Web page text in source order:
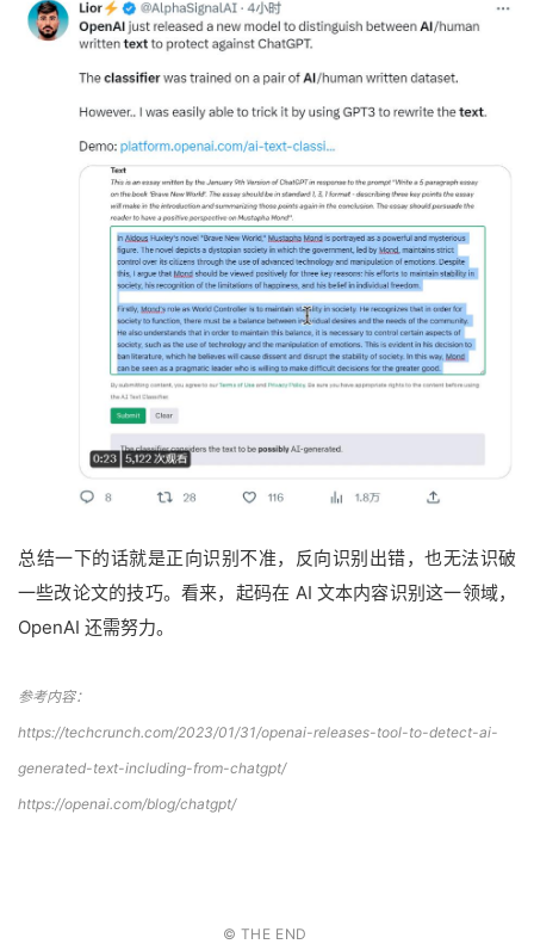
总结一下的话就是正向识别不准，反向识别出错，也无法识破
一些改论文的技巧。看来，起码在 AI 文本内容识别这一领域，
OpenAI 还需努力。
参考内容：
https://techcrunch.com/2023/01/31/openai-releases-tool-to-detect-ai-
generated-text-including-from-chatgpt/
https://openai.com/blog/chatgpt/
© THE END